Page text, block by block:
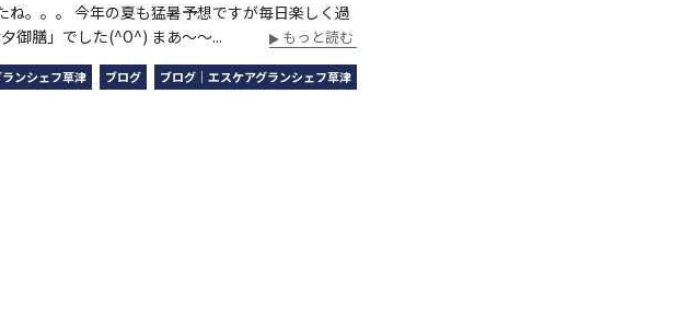
。。。 今年の夏も猛暑予想ですが毎日楽しく過
御膳」でした(^O^) まあ～～...
もっと読む
ンシェフ草津 ブログ ブログ｜エスケアグランシェフ草津